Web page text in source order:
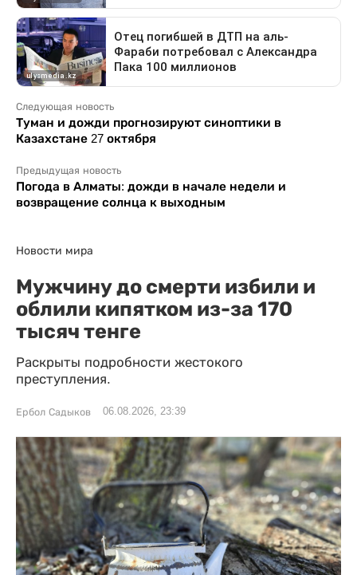
Следующая новость
Туман и дожди прогнозируют синоптики в
Казахстане 27 октября
Предыдущая новость
Погода в Алматы: дожди в начале недели и
возвращение солнца к выходным
Новости мира
Мужчину до смерти избили и
облили кипятком из-за 170
тысяч тенге
Раскрыты подробности жестокого
преступления.
Ербол Садыков 06.08.2026, 23:39